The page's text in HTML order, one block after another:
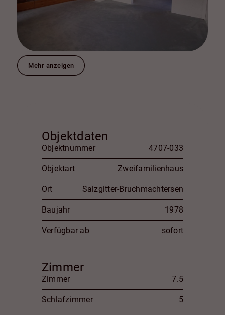
Mehr anzeigen
Objektdaten
Objektnummer 4707-033
Objektart Zweifamilienhaus
Ort Salzgitter-Bruchmachtersen
Baujahr 1978
Verfügbar ab sofort
Zimmer
Zimmer 7.5
Schlafzimmer 5